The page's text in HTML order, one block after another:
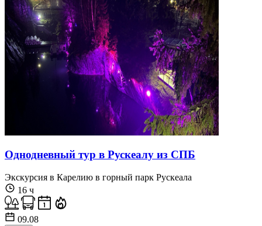
Однодневный тур в Рускеалу из СПБ
Экскурсия в Карелию в горный парк Рускеала
16 ч
09.08